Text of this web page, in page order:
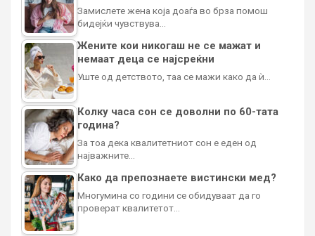
Замислете жена која доаѓа во брза помош
бидејќи чувствува…
Жените кои никогаш не се мажат и
немаат деца се најсреќни
Уште од детството, таа се мажи како да ѝ…
Колку часа сон се доволни по 60-тата
година?
За тоа дека квалитетниот сон е еден од
најважните…
Како да препознаете вистински мед?
Многумина со години се обидуваат да го
проверат квалитетот…